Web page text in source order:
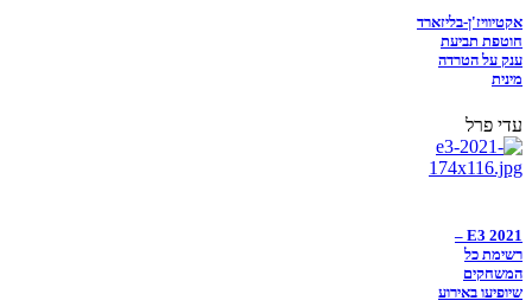
אקטיוויז'ן-בליזארד
חוטפת תביעת
ענק על הטרדה
מינית
עדי פרל
E3 2021 –
רשימת כל
המשחקים
שיופיעו באירוע